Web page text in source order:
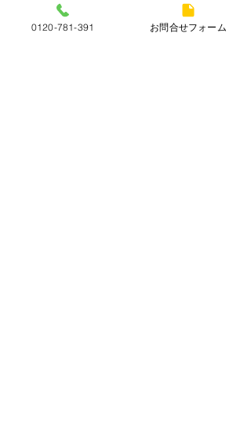
金・プラチナ本日の買取価格
0120-781-391 お問合せフォーム